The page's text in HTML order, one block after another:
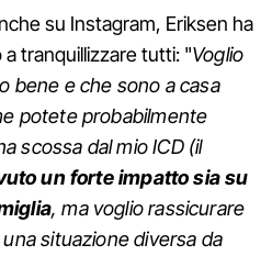
su Instagram, Eriksen ha
tranquillizzare tutti: "Voglio
bene e che sono a casa
potete probabilmente
scossa dal mio ICD (il
un forte impatto sia su
, ma voglio rassicurare
situazione diversa da